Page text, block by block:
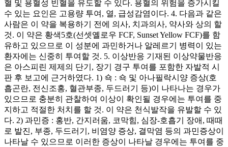
혈 및 용혈성 빈혈을 유도할 수 있다. 용혈의 위험을 증가시킬
수 있는 요인은 고용량 투여, 열, 급성감염이다. 4. 다음과 같은
사람은 이 약을 복용하기 전에 의사, 치과의사, 약사와 상의 할
것. 이 약은 황색5호(선셋옐로우 FCF, Sunset Yellow FCF)를 함
유하고 있으므로 이 성분에 과민하거나 알레르기 병력이 있는
환자에는 신중히 투여할 것. 5. 이상반응 기재된 이상약물반응
은 아스피린 제제의 단기, 장기 경구 투여를 포함한 자발적 시
판 후 보고에 근거하였다. 1) 쇽 : 쇽 및 아나필락시양 증상(호
흡곤란, 전신조홍, 혈관부종, 두드러기 등)이 나타나는 경우가
있으므로 충분히 관찰하여 이상이 확인될 경우에는 투여를 중
지하고 적절한 처치를 할 것. 이 약은 천식발작을 유발할 수 있
다. 2) 과민증 : 홍반, 간지러움, 코막힘, 심장-호흡기 장애, 때때
로 발진, 부종, 두드러기, 비염양 증상, 결막염 등의 과민증상이
나타날 수 있으므로 이러한 증상이 나타날 경우에는 투여를 중